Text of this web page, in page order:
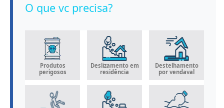
O que vc precisa?
Produtos
perigosos
Deslizamento em
residência
Destelhamento
por vendaval